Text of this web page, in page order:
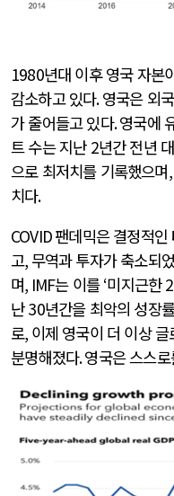
1980년대 이후 영국 자본
감소하고 있다.영국은 외
가 줄어들고 있다.영국에
트 수는 지난 2년간 전년
으로 최저치를 기록했으며,
치다.
COVID팬데믹은 결정적인
고, 무역과 투자가 축소되
며, IMF는 이를‘미지근한
난30년간을 최악의 성장
로, 이제 영국이 더 이상
분명해졌다.영국은 스스